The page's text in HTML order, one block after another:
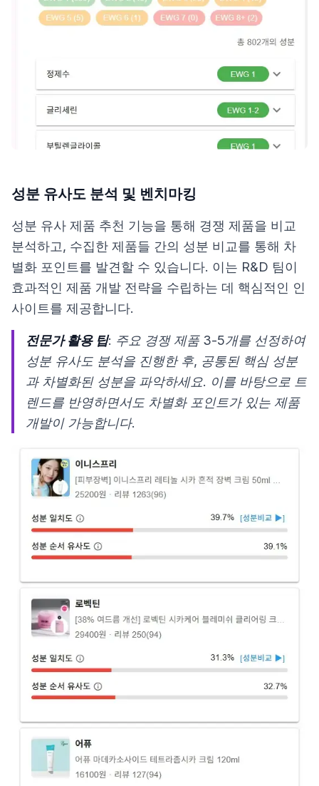
성분 유사도 분석 및 벤치마킹
성분 유사 제품 추천 기능을 통해 경쟁 제품을 비교
분석하고, 수집한 제품들 간의 성분 비교를 통해 차
별화 포인트를 발견할 수 있습니다. 이는 R&D 팀이
효과적인 제품 개발 전략을 수립하는 데 핵심적인 인
사이트를 제공합니다.
전문가 활용 팁: 주요 경쟁 제품 3-5개를 선정하여
성분 유사도 분석을 진행한 후, 공통된 핵심 성분
과 차별화된 성분을 파악하세요. 이를 바탕으로 트
렌드를 반영하면서도 차별화 포인트가 있는 제품
개발이 가능합니다.